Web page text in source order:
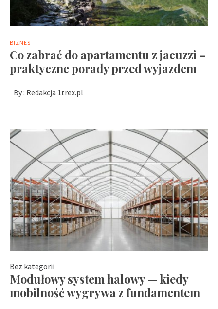
BIZNES
Co zabrać do apartamentu z jacuzzi –
praktyczne porady przed wyjazdem
By : Redakcja 1trex.pl
Bez kategorii
Modułowy system halowy — kiedy
mobilność wygrywa z fundamentem